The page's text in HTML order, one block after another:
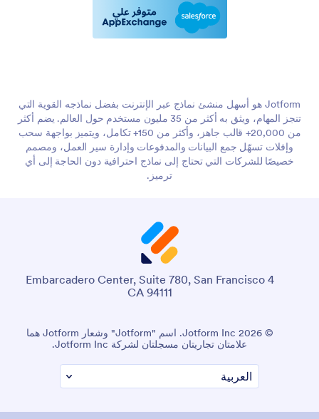
Jotform هو أسهل منشئ نماذج عبر الإنترنت بفضل نماذجه القوية التي
تنجز المهام، ويثق به أكثر من 35 مليون مستخدم حول العالم. يضم أكثر
من 20,000+ قالب جاهز، وأكثر من 150+ تكامل، ويتميز بواجهة سحب
وإفلات تسهّل جمع البيانات والمدفوعات وإدارة سير العمل، ومصمم
خصيصًا للشركات التي تحتاج إلى نماذج احترافية دون الحاجة إلى أي
ترميز.
4 Embarcadero Center, Suite 780, San Francisco
CA 94111
© 2026 Jotform Inc. اسم "Jotform" وشعار Jotform هما
علامتان تجاريتان مسجلتان لشركة Jotform Inc.